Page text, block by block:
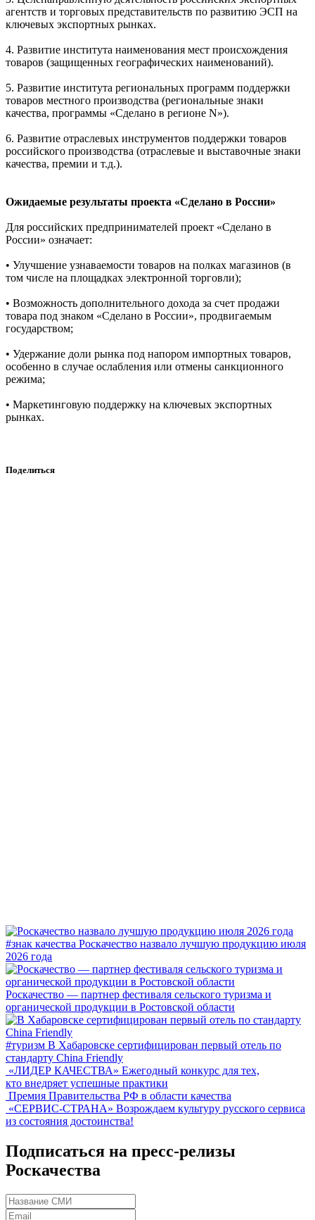
агентств и торговых представительств по развитию ЭСП на
ключевых экспортных рынках.
4. Развитие института наименования мест происхождения
товаров (защищенных географических наименований).
5. Развитие института региональных программ поддержки
товаров местного производства (региональные знаки
качества, программы «Сделано в регионе N»).
6. Развитие отраслевых инструментов поддержки товаров
российского производства (отраслевые и выставочные знаки
качества, премии и т.д.).
Ожидаемые результаты проекта «Сделано в России»
Для российских предпринимателей проект «Сделано в
России» означает:
• Улучшение узнаваемости товаров на полках магазинов (в
том числе на площадках электронной торговли);
• Возможность дополнительного дохода за счет продажи
товара под знаком «Сделано в России», продвигаемым
государством;
• Удержание доли рынка под напором импортных товаров,
особенно в случае ослабления или отмены санкционного
режима;
• Маркетинговую поддержку на ключевых экспортных
рынках.
Поделиться
#знак качества Роскачество назвало лучшую продукцию июля
2026 года
Роскачество — партнер фестиваля сельского туризма и
органической продукции в Ростовской области
#туризм В Хабаровске сертифицирован первый отель по
стандарту China Friendly
«ЛИДЕР КАЧЕСТВА» Ежегодный конкурс для тех,
кто внедряет успешные практики
Премия Правительства РФ в области качества
«СЕРВИС-СТРАНА» Возрождаем культуру русского сервиса
из состояния достоинства!
Подписаться на пресс-релизы
Роскачества